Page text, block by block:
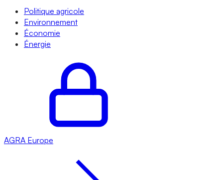
Politique agricole
Environnement
Économie
Énergie
AGRA Europe